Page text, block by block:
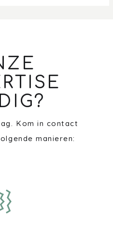
Kom in contact
manieren: